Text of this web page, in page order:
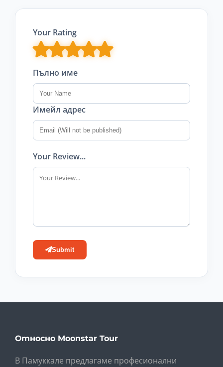
Your Rating
Пълно име
Имейл адрес
Your Review...
Submit
Относно Moonstar Tour
В Памуккале предлагаме професионални